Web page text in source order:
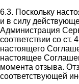
6.3. Поскольку
и в силу
Администрация
соответствии со
настоящего
настоящее
момента отзыва.
соответствующей